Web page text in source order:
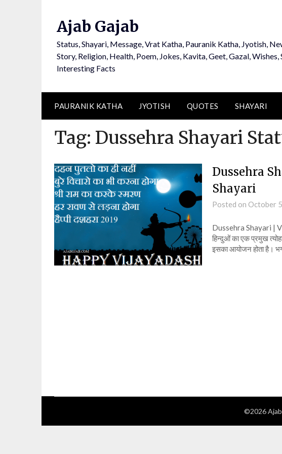
Ajab Gajab
Status, Shayari, Message, Vrat Katha, Pauranik Katha, Jyotish,
Story, Religion, Health, Poem, Jokes, Kavita, Geet, Gazal, Wishes,
Interesting Facts
PAURANIK KATHA JYOTISH QUOTES SHAYARI
Tag: Dussehra Shayari
Dussehra
Shayari
Posted on October
Dussehra Shayari |
हिन्दुओं का एक प्रमुख
इसका आयोजन होता है।
©2026 Ajab